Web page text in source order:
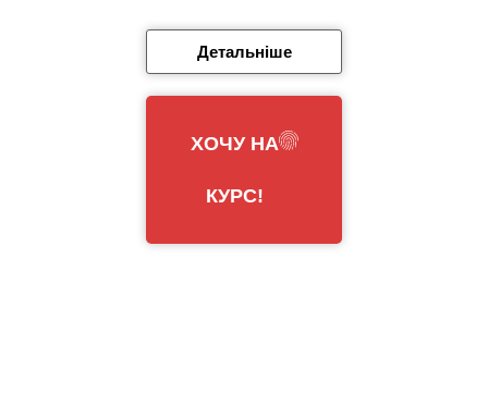
Детальніше
ХОЧУ НА
КУРС!